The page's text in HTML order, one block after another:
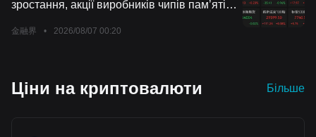
Підтверджується рекомендація перевищення частки у KOSPI з
незмінною 12-місячною цільовою позначкою у 12 000 пунктів.
зростання, акції виробників чипів пам’яті
штучного інтелекту зазнали падіння через
посилилися
金融界 • 2026/08/07 00:20
Ціни на криптовалюти Більше